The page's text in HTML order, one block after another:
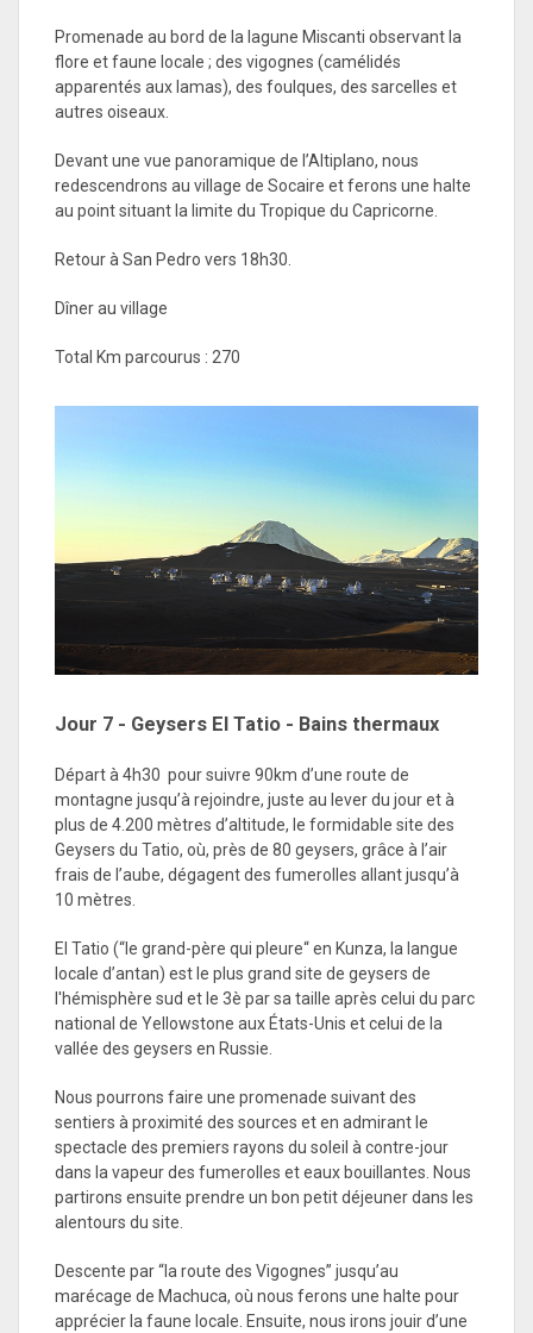
Promenade au bord de la lagune Miscanti observant la
flore et faune locale ; des vigognes (camélidés
apparentés aux lamas), des foulques, des sarcelles et
autres oiseaux.
Devant une vue panoramique de l’Altiplano, nous
redescendrons au village de Socaire et ferons une halte
au point situant la limite du Tropique du Capricorne.
Retour à San Pedro vers 18h30.
Dîner au village
Total Km parcourus : 270
Jour 7 - Geysers El Tatio - Bains thermaux
Départ à 4h30 pour suivre 90km d’une route de
montagne jusqu’à rejoindre, juste au lever du jour et à
plus de 4.200 mètres d’altitude, le formidable site des
Geysers du Tatio, où, près de 80 geysers, grâce à l’air
frais de l’aube, dégagent des fumerolles allant jusqu’à
10 mètres.
El Tatio (“le grand-père qui pleure“ en Kunza, la langue
locale d’antan) est le plus grand site de geysers de
l'hémisphère sud et le 3è par sa taille après celui du parc
national de Yellowstone aux États-Unis et celui de la
vallée des geysers en Russie.
Nous pourrons faire une promenade suivant des
sentiers à proximité des sources et en admirant le
spectacle des premiers rayons du soleil à contre-jour
dans la vapeur des fumerolles et eaux bouillantes. Nous
partirons ensuite prendre un bon petit déjeuner dans les
alentours du site.
Descente par “la route des Vigognes” jusqu’au
marécage de Machuca, où nous ferons une halte pour
apprécier la faune locale. Ensuite, nous irons jouir d’une